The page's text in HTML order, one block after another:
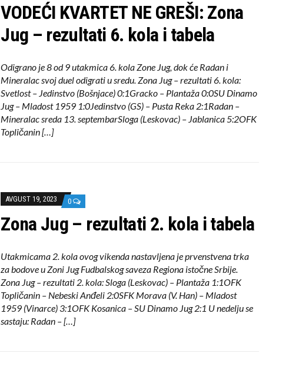
VODEĆI KVARTET NE GREŠI: Zona
Jug – rezultati 6. kola i tabela
Odigrano je 8 od 9 utakmica 6. kola Zone Jug, dok će Radan i
Mineralac svoj duel odigrati u sredu. Zona Jug – rezultati 6. kola:
Svetlost – Jedinstvo (Bošnjace) 0:1Gracko – Plantaža 0:0SU Dinamo
Jug – Mladost 1959 1:0Jedinstvo (GS) – Pusta Reka 2:1Radan –
Mineralac sreda 13. septembarSloga (Leskovac) – Jablanica 5:2OFK
Topličanin […]
AVGUST 19, 2023 0
Zona Jug – rezultati 2. kola i tabela
Utakmicama 2. kola ovog vikenda nastavljena je prvenstvena trka
za bodove u Zoni Jug Fudbalskog saveza Regiona istočne Srbije.
Zona Jug – rezultati 2. kola: Sloga (Leskovac) – Plantaža 1:1OFK
Topličanin – Nebeski Anđeli 2:0SFK Morava (V. Han) – Mladost
1959 (Vinarce) 3:1OFK Kosanica – SU Dinamo Jug 2:1 U nedelju se
sastaju: Radan – […]